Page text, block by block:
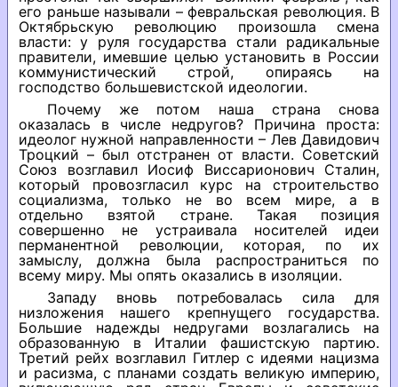
его раньше называли – февральская революция. В
Октябрьскую революцию произошла смена
власти: у руля государства стали радикальные
правители, имевшие целью установить в России
коммунистический строй, опираясь на
господство большевистской идеологии.
Почему же потом наша страна снова
оказалась в числе недругов? Причина проста:
идеолог нужной направленности – Лев Давидович
Троцкий – был отстранен от власти. Советский
Союз возглавил Иосиф Виссарионович Сталин,
который провозгласил курс на строительство
социализма, только не во всем мире, а в
отдельно взятой стране. Такая позиция
совершенно не устраивала носителей идеи
перманентной революции, которая, по их
замыслу, должна была распространиться по
всему миру. Мы опять оказались в изоляции.
Западу вновь потребовалась сила для
низложения нашего крепнущего государства.
Большие надежды недругами возлагались на
образованную в Италии фашистскую партию.
Третий рейх возглавил Гитлер с идеями нацизма
и расизма, с планами создать великую империю,